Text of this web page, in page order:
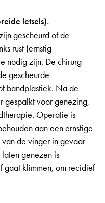
letsels).
gescheurd of de
rust (ernstig
nodig zijn. De chirurg
gescheurde
bandplastiek. Na de
gespalkt voor genezing,
Operatie is
aan een ernstige
de vinger in gevaar
genezen is
gaat klimmen, om recidief